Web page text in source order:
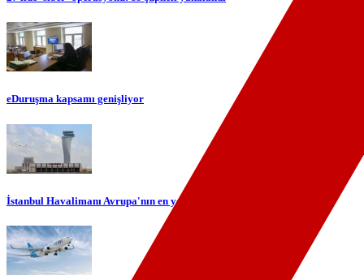
eDuruşma kapsamı genişliyor
İstanbul Havalimanı Avrupa'nın en yoğun havalimanı oldu